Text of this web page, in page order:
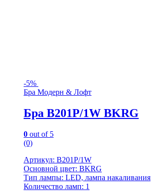
-5%
Бра Модерн & Лофт
Бра B201P/1W BKRG
0 out of 5
(0)
Артикул: B201P/1W
Основной цвет: BKRG
Тип лампы: LED, лампа накаливания
Количество ламп: 1